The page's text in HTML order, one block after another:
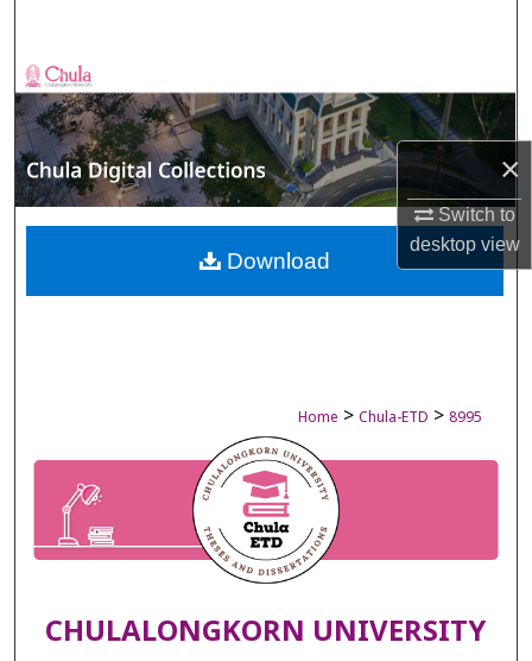
×
Switch to
desktopview
Browse Collections
My Account
About
Digital Commons Network™
Home > Chula-ETD > 8995
CHULALONGKORN UNIVERSITY
Download